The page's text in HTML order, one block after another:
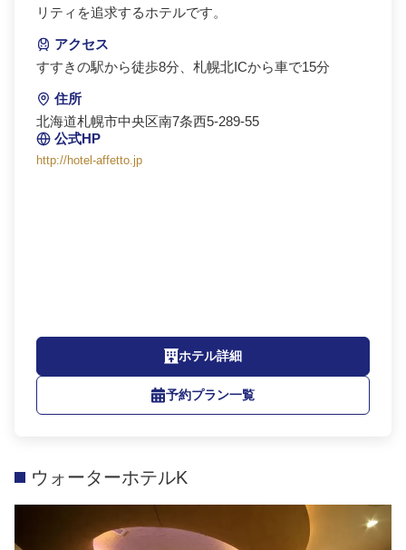
リティを追求するホテルです。
アクセス
すすきの駅から徒歩8分、札幌北ICから車で15分
住所
北海道札幌市中央区南7条西5-289-55
公式HP
http://hotel-affetto.jp
ホテル詳細
予約プラン一覧
ウォーターホテルK